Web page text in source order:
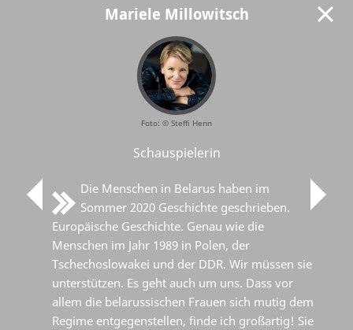
Mariele Millowitsch
Foto: © Steffi Henn
Schauspielerin
Die Menschen in Belarus haben im
Sommer 2020 Geschichte geschrieben.
Europäische Geschichte. Genau wie die
Menschen im Jahr 1989 in Polen, der
Tschechoslowakei und der DDR. Wir müssen sie
unterstützen. Es geht auch um uns. Dass vor
allem die belarussischen Frauen sich mutig dem
Regime entgegenstellen, finde ich großartig! Sie